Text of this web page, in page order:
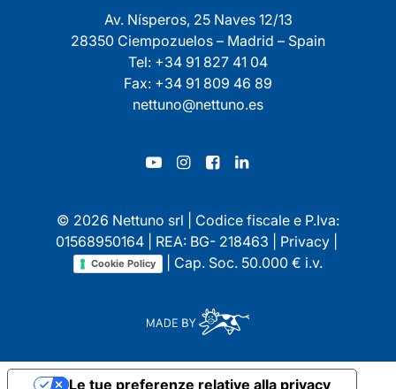
Av. Nísperos, 25 Naves 12/13
28350 Ciempozuelos – Madrid – Spain
Tel: +34 91 827 41 04
Fax: +34 91 809 46 89
nettuno@nettuno.es
© 2026 Nettuno srl | Codice fiscale e P.Iva:
01568950164 | REA: BG- 218463 | Privacy|
Cookie Policy | Cap. Soc. 50.000 € i.v.
Le tue preferenze relative alla privacy